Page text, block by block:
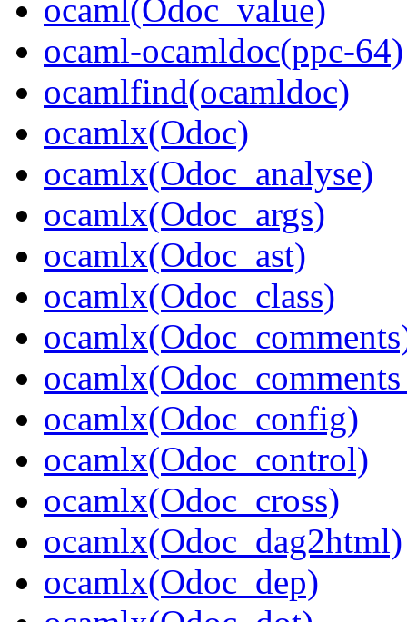
ocaml(Odoc_value)
ocaml-ocamldoc(ppc-64)
ocamlfind(ocamldoc)
ocamlx(Odoc)
ocamlx(Odoc_analyse)
ocamlx(Odoc_args)
ocamlx(Odoc_ast)
ocamlx(Odoc_class)
ocamlx(Odoc_config)
ocamlx(Odoc_control)
ocamlx(Odoc_cross)
ocamlx(Odoc_dag2html)
ocamlx(Odoc_dep)